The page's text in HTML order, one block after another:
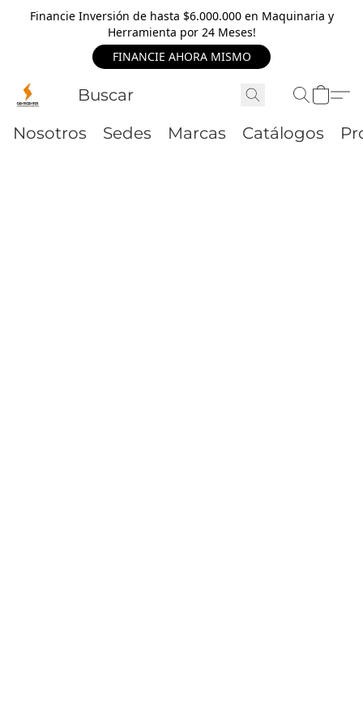
Financie Inversión de hasta $6.000.000 en Maquinaria y
Herramienta por 24 Meses!
FINANCIE AHORA MISMO
Nosotros Sedes Marcas Catálogos